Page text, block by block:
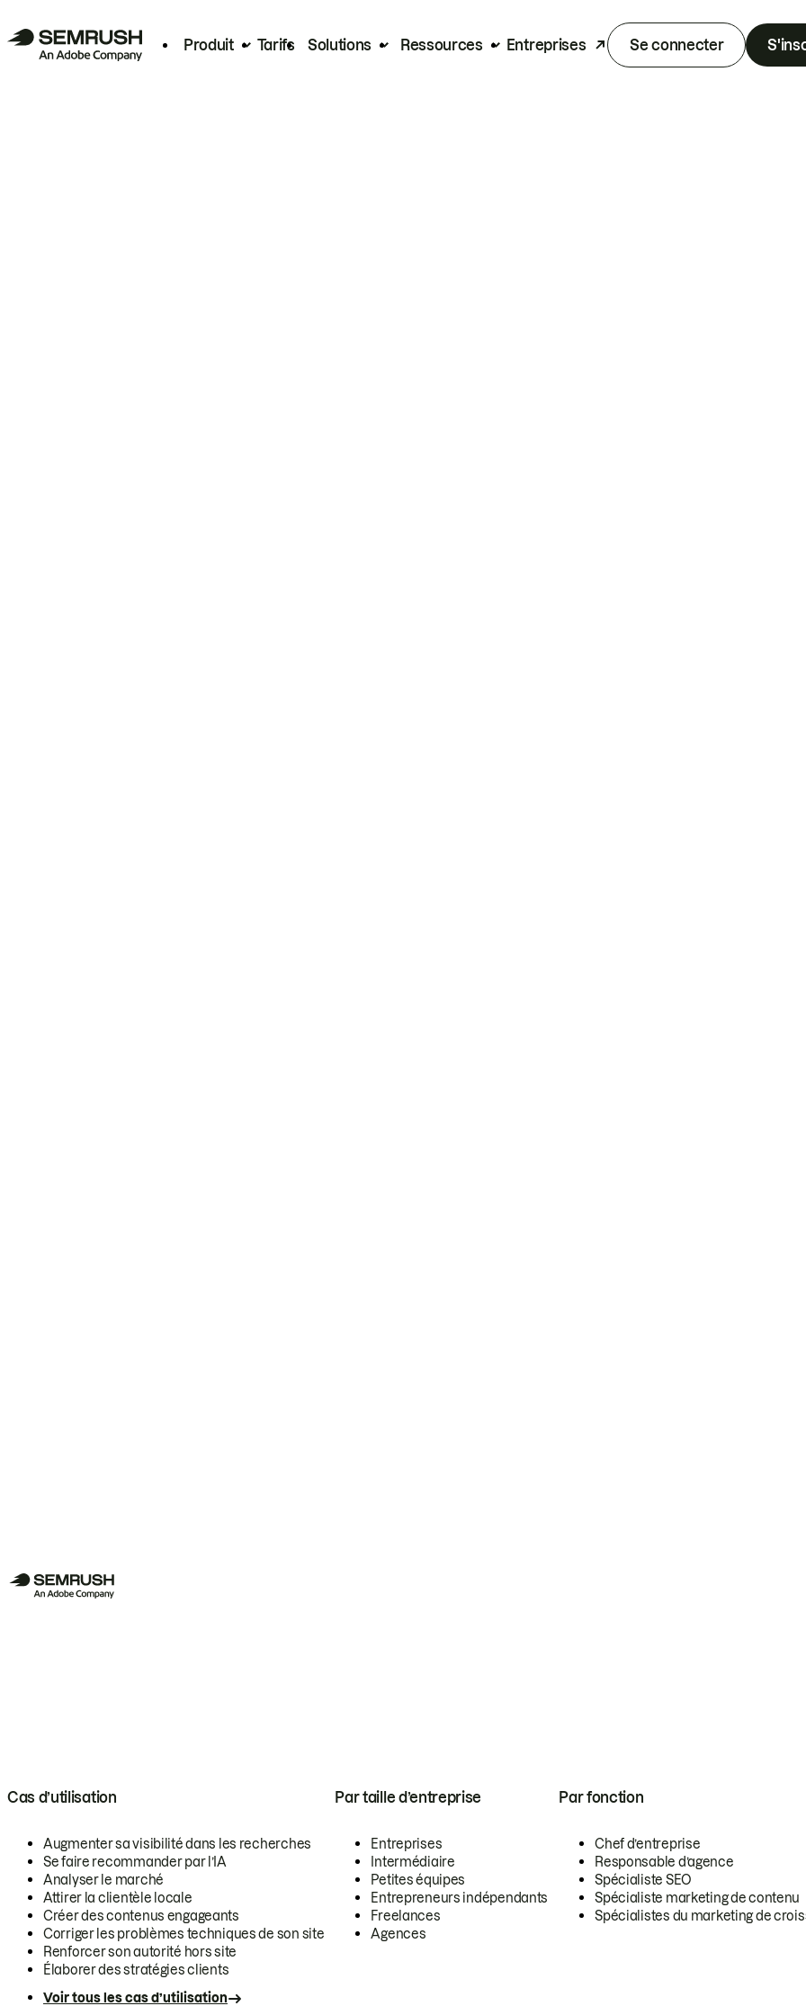
Produit Tarifs Solutions Ressources Entreprises Se connecter
Cas d’utilisation
Augmenter sa visibilité dans les recherches
Se faire recommander par l’IA
Analyser le marché
Attirer la clientèle locale
Créer des contenus engageants
Corriger les problèmes techniques de son site
Renforcer son autorité hors site
Élaborer des stratégies clients
Voir tous les cas d’utilisation
Par taille d’entreprise
Entreprises
Intermédiaire
Petites équipes
Entrepreneurs indépendants
Freelances
Agences
Par fonction
Chef d’entreprise
Responsable d’agence
Spécialiste SEO
Spécialiste marketing de contenu
Spécialistes du marketing de